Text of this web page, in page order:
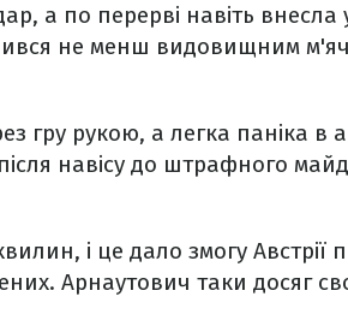
а по перерві навіть
не менш видовищним
гру рукою, а легка паніка в
навісу до штрафного
і це дало змогу Австрії
Арнаутович таки досяг